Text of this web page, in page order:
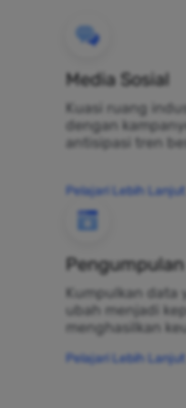
Media Sosial
Kuasi ruang
dengan
antisipasi tren
Pelajari Lebih Lanjut
Kumpulkan data
ubah menjadi
menghasilkan
Pelajari Lebih Lanjut